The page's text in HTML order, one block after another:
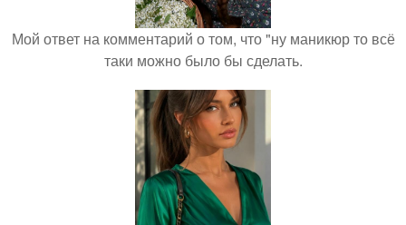
Мой ответ на комментарий о том, что "ну маникюр то всё
таки можно было бы сделать.